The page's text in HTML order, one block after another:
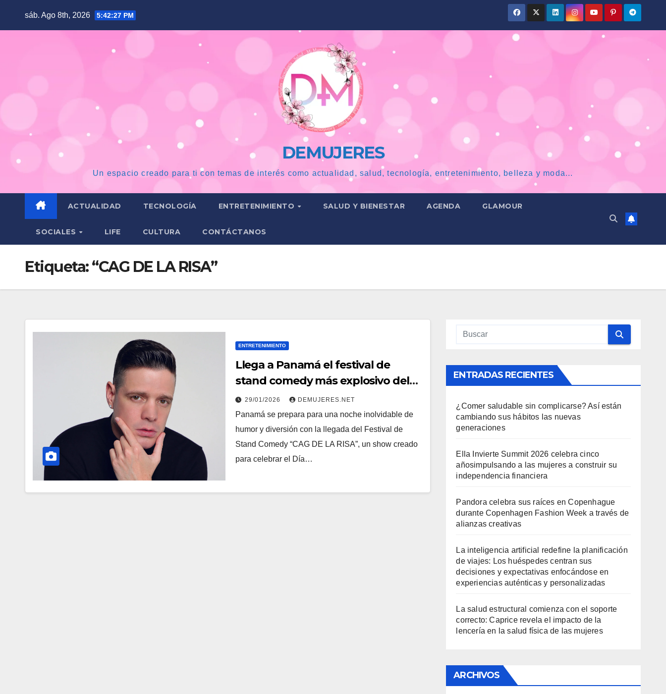
sáb. Ago 8th, 2026 5:42:28 PM
DEMUJERES
Un espacio creado para ti con temas de interés como actualidad, salud, tecnología, entretenimiento, belleza y moda...
ACTUALIDAD TECNOLOGÍA ENTRETENIMIENTO SALUD Y BIENESTAR AGENDA GLAMOUR
SOCIALES LIFE CULTURA CONTÁCTANOS
Etiqueta:“CAG DE LA RISA”
ENTRETENIMIENTO
Llega a Panamá el festival de
stand comedy más explosivo del
año “CAG DE LA RISA”
29/01/2026 DEMUJERES.NET
Panamá se prepara para una noche inolvidable de
humor y diversión con la llegada del Festival de
Stand Comedy “CAG DE LA RISA”, un show creado
para celebrar el Día…
ENTRADAS RECIENTES
¿Comer saludable sin complicarse? Así están
cambiando sus hábitos las nuevas
generaciones
Ella Invierte Summit 2026 celebra cinco
añosimpulsando a las mujeres a construir su
independencia financiera
Pandora celebra sus raíces en Copenhague
durante Copenhagen Fashion Week a través de
alianzas creativas
La inteligencia artificial redefine la planificación
de viajes: Los huéspedes centran sus
decisiones y expectativas enfocándose en
experiencias auténticas y personalizadas
La salud estructural comienza con el soporte
correcto: Caprice revela el impacto de la
lencería en la salud física de las mujeres
ARCHIVOS